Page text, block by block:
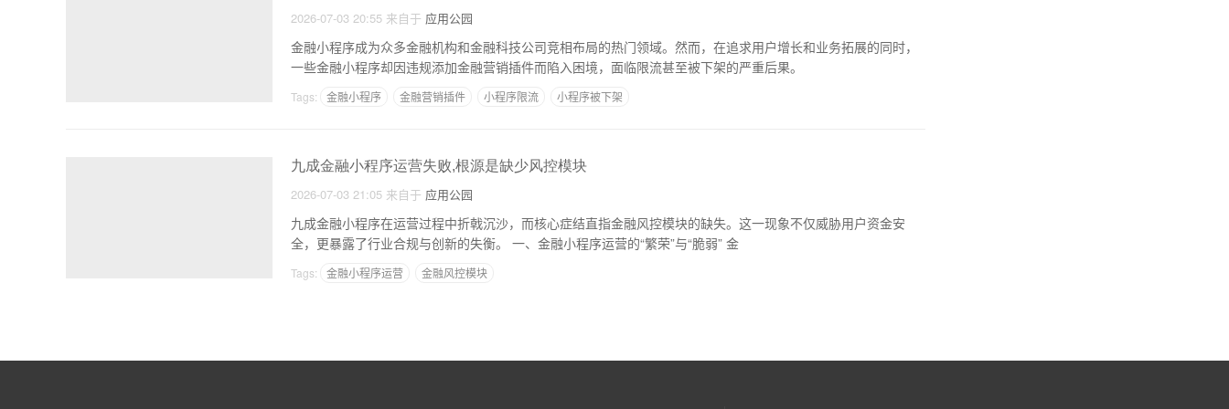
2026-07-03 20:55 来自于 应用公园
金融小程序成为众多金融机构和金融科技公司竞相布局的热门领域。然而，在追求用户增长和业务拓展的同时，
一些金融小程序却因违规添加金融营销插件而陷入困境，面临限流甚至被下架的严重后果。
Tags: 金融小程序 金融营销插件 小程序限流 小程序被下架
九成金融小程序运营失败,根源是缺少风控模块
2026-07-03 21:05 来自于 应用公园
九成金融小程序在运营过程中折戟沉沙，而核心症结直指金融风控模块的缺失。这一现象不仅威胁用户资金安
全，更暴露了行业合规与创新的失衡。 一、金融小程序运营的“繁荣”与“脆弱” 金
Tags: 金融小程序运营 金融风控模块